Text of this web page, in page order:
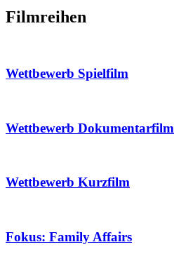
Filmreihen
Wettbewerb Spielfilm
Wettbewerb Dokumentarfilm
Wettbewerb Kurzfilm
Fokus: Family Affairs